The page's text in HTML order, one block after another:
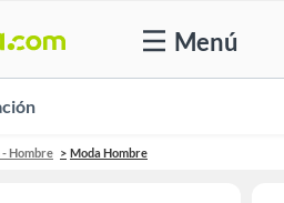
Menú
- Hombre Moda Hombre